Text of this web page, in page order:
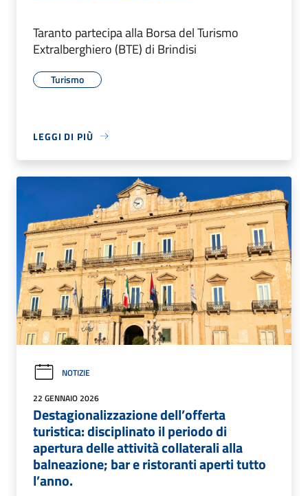
Taranto partecipa alla Borsa del Turismo
Extralberghiero (BTE) di Brindisi
Turismo
LEGGI DI PIÙ
NOTIZIE
22 GENNAIO 2026
Destagionalizzazione dell’offerta
turistica: disciplinato il periodo di
apertura delle attività collaterali alla
balneazione; bar e ristoranti aperti tutto
l’anno.